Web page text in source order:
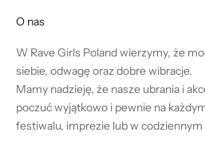
O nas
W Rave Girls Poland wierzymy, że
siebie, odwagę oraz dobre wibracje.
Mamy nadzieję, że nasze ubrania i
poczuć wyjątkowo i pewnie na
festiwalu, imprezie lub w codziennym